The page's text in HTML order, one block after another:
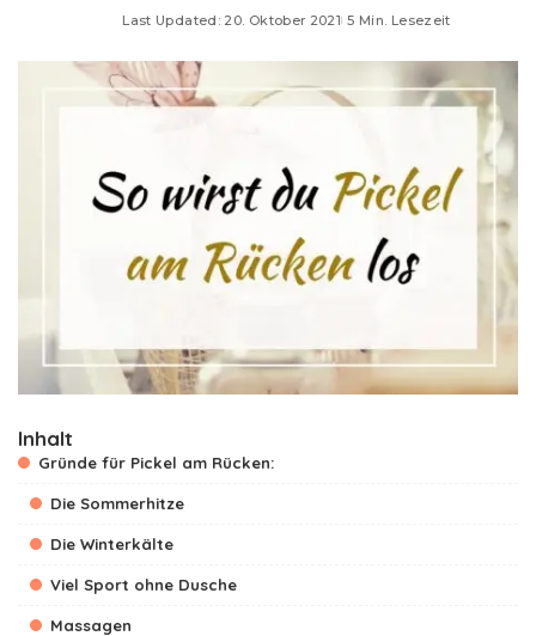
Last Updated: 20. Oktober 2021 5 Min. Lesezeit
Inhalt
Gründe für Pickel am Rücken:
Die Sommerhitze
Die Winterkälte
Viel Sport ohne Dusche
Massagen